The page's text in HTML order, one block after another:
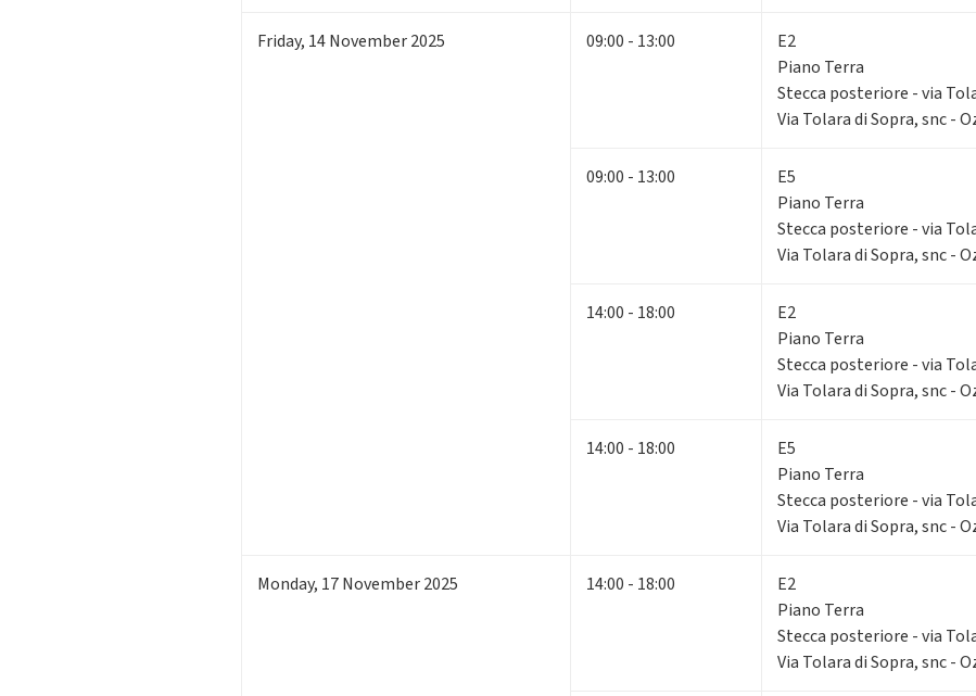
Friday, 14November 2025 09:00 - 13:00
E2
Piano Terra
Stecca posteriore - via
Via Tolara di Sopra, snc -
09:00 - 13:00
E5
Piano Terra
Stecca posteriore - via
Via Tolara di Sopra, snc -
14:00 - 18:00
E2
Piano Terra
Stecca posteriore - via
Via Tolara di Sopra, snc -
14:00 - 18:00
E5
Piano Terra
Stecca posteriore - via
Via Tolara di Sopra, snc -
Monday, 17November 2025 14:00 - 18:00
E2
Piano Terra
Stecca posteriore - via
Via Tolara di Sopra, snc -